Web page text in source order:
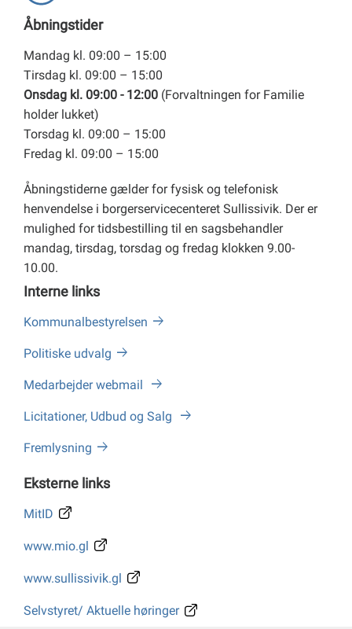
Åbningstider
Mandag kl. 09:00 – 15:00
Tirsdag kl. 09:00 – 15:00
Onsdag kl. 09:00 - 12:00 (Forvaltningen for Familie
holder lukket)
Torsdag kl. 09:00 – 15:00
Fredag kl. 09:00 – 15:00
Åbningstiderne gælder for fysisk og telefonisk
henvendelse i borgerservicecenteret Sullissivik. Der er
mulighed for tidsbestilling til en sagsbehandler
mandag, tirsdag, torsdag og fredag klokken 9.00-
10.00.
Interne links
Kommunalbestyrelsen
Politiske udvalg
Medarbejder webmail
Licitationer, Udbud og Salg
Fremlysning
Eksterne links
MitID
www.mio.gl
www.sullissivik.gl
Selvstyret/ Aktuelle høringer